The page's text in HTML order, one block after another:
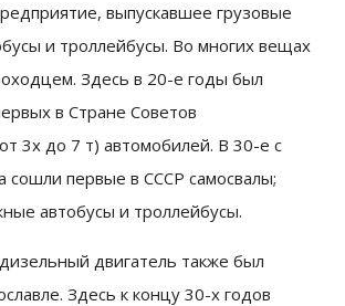
выпускавшее грузовые
и троллейбусы. Во многих вещах
Здесь в 20-е годы был
в Стране Советов
3х до 7 т) автомобилей. В 30-е с
сошли первые в СССР самосвалы;
автобусы и троллейбусы.
двигатель также был
Здесь к концу 30-х годов